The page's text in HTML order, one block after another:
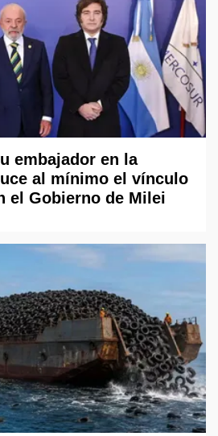
embajador en la
al mínimo el vínculo
el Gobierno de Milei